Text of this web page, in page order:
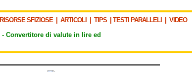
RISORSE SFIZIOSE| ARTICOLI TIPS TESTI PARALLELI
VIDEO
- Convertitore di valute in lire ed